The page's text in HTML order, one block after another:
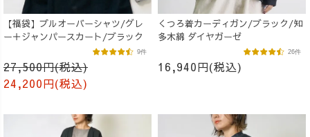
【福袋】プルオーバーシャツ/グレ
ー＋ジャンパースカート/ブラック
27,500円(税込)
24,200円(税込)
9件
くつろ着カーディガン/ブラック/知
多木綿 ダイヤガーゼ
16,940円(税込)
26件